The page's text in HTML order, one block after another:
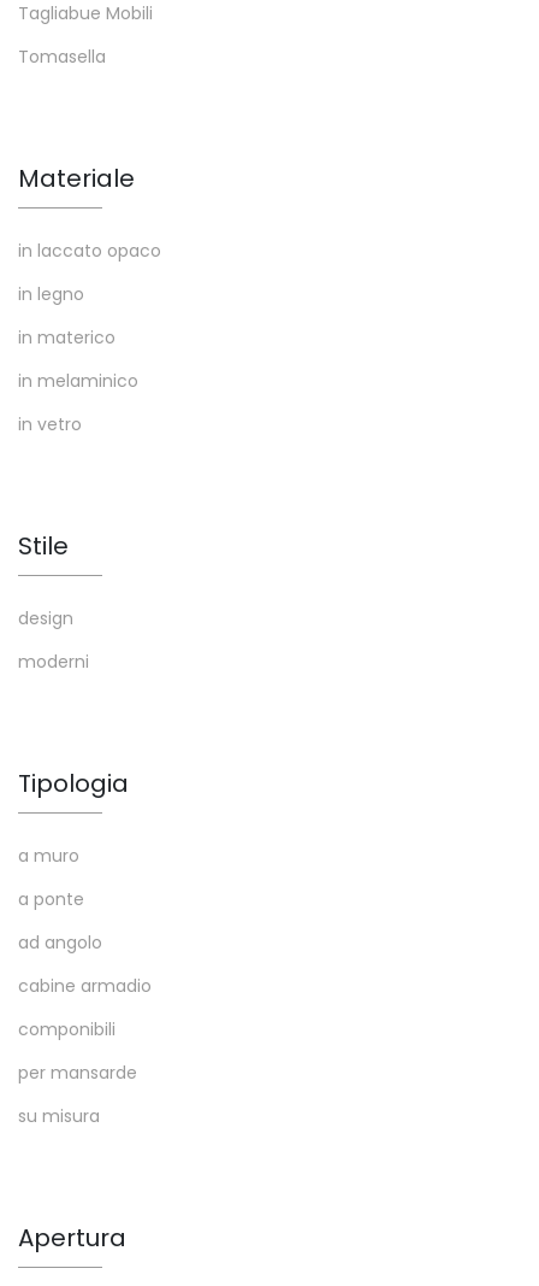
Tagliabue Mobili
Tomasella
Materiale
in laccato opaco
in legno
in materico
in melaminico
in vetro
Stile
design
moderni
Tipologia
a muro
a ponte
ad angolo
cabine armadio
componibili
per mansarde
su misura
Apertura